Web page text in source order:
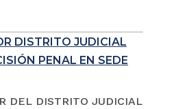
DISTRITO JUDICIAL
PENAL EN SEDE
DEL DISTRITO JUDICIAL